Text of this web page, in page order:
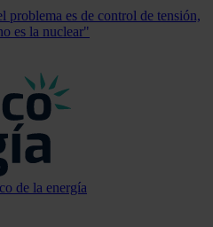
problema es de control de tensión,
es la nuclear"